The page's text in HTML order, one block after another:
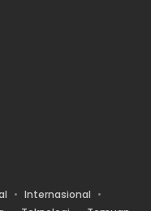
Internasional